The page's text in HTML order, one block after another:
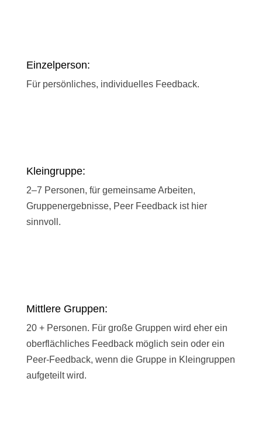
Einzelperson:
Für persönliches, individuelles Feedback.
Kleingruppe:
2–7 Personen, für gemeinsame Arbeiten,
Gruppenergebnisse, Peer Feedback ist hier
sinnvoll.
Mittlere Gruppen:
20 + Personen. Für große Gruppen wird eher ein
oberflächliches Feedback möglich sein oder ein
Peer-Feedback, wenn die Gruppe in Kleingruppen
aufgeteilt wird.